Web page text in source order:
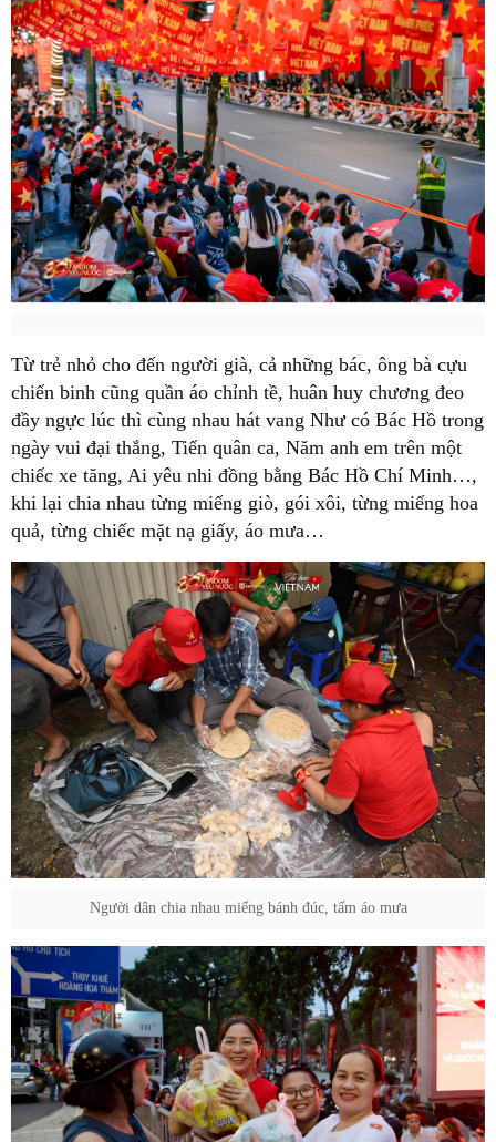
Từ trẻ nhỏ cho đến người già, cả những bác, ông bà cựu
chiến binh cũng quần áo chỉnh tề, huân huy chương đeo
đầy ngực lúc thì cùng nhau hát vang Như có Bác Hồ trong
ngày vui đại thắng, Tiến quân ca, Năm anh em trên một
chiếc xe tăng, Ai yêu nhi đồng bằng Bác Hồ Chí Minh…,
khi lại chia nhau từng miếng giò, gói xôi, từng miếng hoa
quả, từng chiếc mặt nạ giấy, áo mưa…
Người dân chia nhau miếng bánh đúc, tấm áo mưa